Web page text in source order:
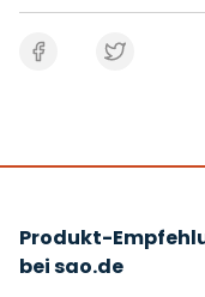
Produkt-
bei sao.de